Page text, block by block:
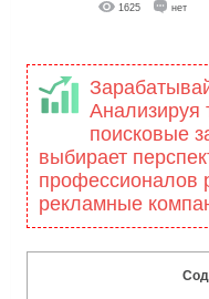
1625 нет
Анализируя
поисковые
выбирает
профессионалов
рекламные